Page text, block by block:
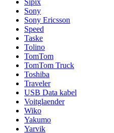
Sipix
Sony
Sony Ericsson
Speed
Taske
Tolino
TomTom
TomTom Truck
Toshiba
Traveler
USB Data kabel
Voitglaender
Wiko
Yakumo
Yarvik